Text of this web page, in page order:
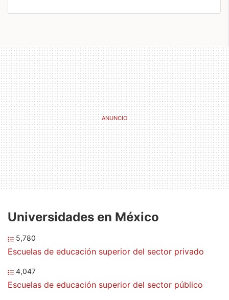
Universidades en México
5,780
Escuelas de educación superior del sector privado
4,047
Escuelas de educación superior del sector público